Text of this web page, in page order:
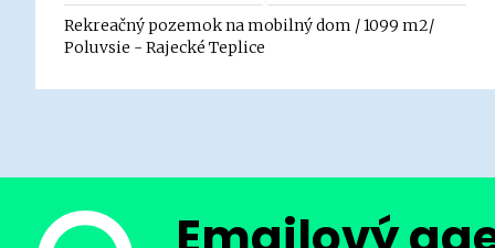
Rekreačný pozemok na mobilný dom / 1099 m2/
Poluvsie - Rajecké Teplice